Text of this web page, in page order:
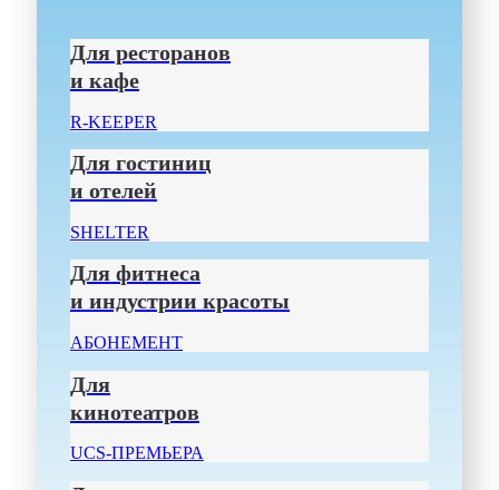
Для ресторанов
и кафе
R-KEEPER
Для гостиниц
и отелей
SHELTER
Для фитнеса
и индустрии красоты
АБОНЕМЕНТ
Для
кинотеатров
UCS-ПРЕМЬЕРА